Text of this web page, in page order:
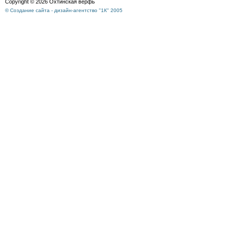
Copyright © 2026 Охтинская верфь
© Создание сайта - дизайн-агентство "1К" 2005